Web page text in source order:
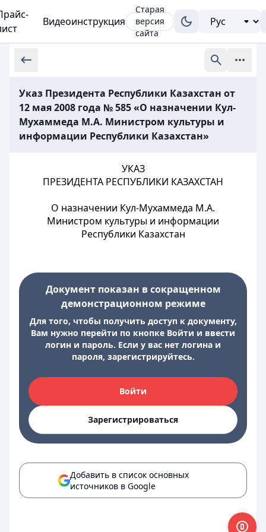
Видеоинструкция
Старая
версия
сайта
Указ Президента Республики Казахстан от
12 мая 2008 года № 585 «О назначении Кул-
Мухаммеда М.А. Министром культуры и
информации Республики Казахстан»
УКАЗ
ПРЕЗИДЕНТА РЕСПУБЛИКИ КАЗАХСТАН
О назначении Кул-Мухаммеда М.А.
Министром культуры и информации
Республики Казахстан
Документ показан в сокращенном
демонстрационном режиме
Для того, чтобы получить доступ к документу,
Вам нужно перейти по кнопке Войти и ввести
логин и пароль. Если у вас нет логина и
пароля, зарегистрируйтесь.
Войти
Зарегистрироваться
Добавить в список основных
источников в Google